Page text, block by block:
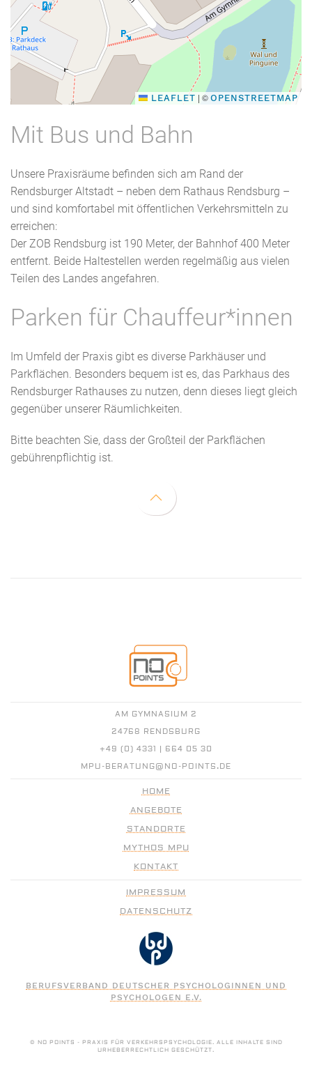
LEAFLET | © OPENSTREETMAP
Mit Bus und Bahn
Unsere Praxisräume befinden sich am Rand der
Rendsburger Altstadt – neben dem Rathaus Rendsburg –
und sind komfortabel mit öffentlichen Verkehrsmitteln zu
erreichen:
Der ZOB Rendsburg ist 190 Meter, der Bahnhof 400 Meter
entfernt. Beide Haltestellen werden regelmäßig aus vielen
Teilen des Landes angefahren.
Parken für Chauffeur*innen
Im Umfeld der Praxis gibt es diverse Parkhäuser und
Parkflächen. Besonders bequem ist es, das Parkhaus des
Rendsburger Rathauses zu nutzen, denn dieses liegt gleich
gegenüber unserer Räumlichkeiten.
Bitte beachten Sie, dass der Großteil der Parkflächen
gebührenpflichtig ist.
AM GYMNASIUM 2
24768 RENDSBURG
+49 (0) 4331 | 664 05 30
MPU-BERATUNG@NO-POINTS.DE
HOME
ANGEBOTE
STANDORTE
MYTHOS MPU
KONTAKT
IMPRESSUM
DATENSCHUTZ
BERUFSVERBAND DEUTSCHER PSYCHOLOGINNEN UND
PSYCHOLOGEN E.V.
© NO POINTS - PRAXIS FÜR VERKEHRSPSYCHOLOGIE. ALLE INHALTE SIND
URHEBERRECHTLICH GESCHÜTZT.